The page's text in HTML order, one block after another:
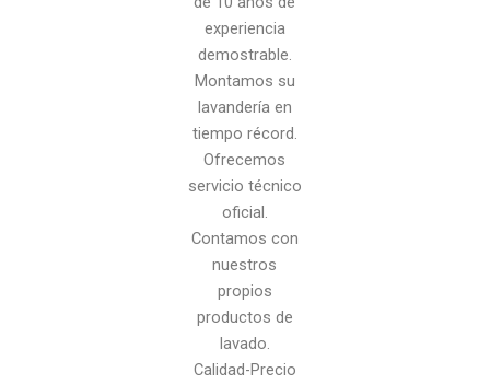
experiencia
demostrable.
Montamos su
lavandería en
tiempo récord.
Ofrecemos
servicio técnico
oficial.
Contamos con
nuestros
propios
productos de
lavado.
Calidad-Precio